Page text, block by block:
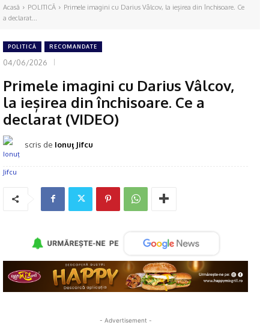
Acasă POLITICĂ
Primele imagini cu Darius Vâlcov, la ieșirea din închisoare. Ce
a declarat...
POLITICĂ RECOMANDATE
04/06/2026
Primele imagini cu Darius Vâlcov,
la ieșirea din închisoare. Ce a
declarat (VIDEO)
scris de Ionuţ Jifcu
- Advertisement -